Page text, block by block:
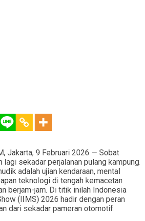
Jakarta, 9 Februari 2026 — Sobat
lagi sekadar perjalanan pulang kampung.
adalah ujian kendaraan, mental
teknologi di tengah kemacetan
berjam-jam. Di titik inilah Indonesia
(IIMS) 2026 hadir dengan peran
dari sekadar pameran otomotif.